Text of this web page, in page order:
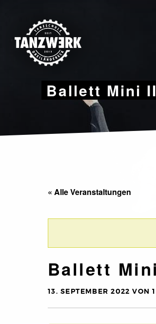
content
Ballett Mini
« Alle Veranstaltungen
Ballett
13. SEPTEMBER 2022 VON